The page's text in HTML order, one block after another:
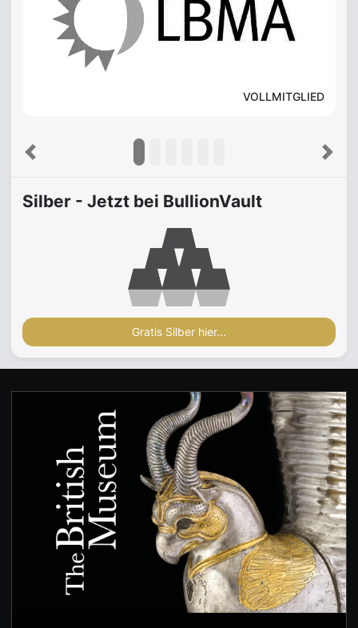
VOLLMITGLIED
Previous Next
Silber - Jetzt bei BullionVault
Gratis Silber hier...